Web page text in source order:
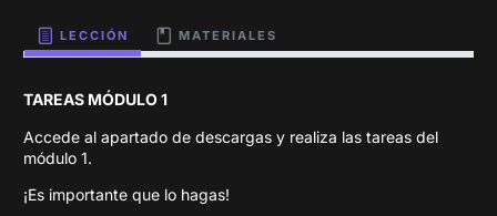
LECCIÓN MATERIALES
TAREAS MÓDULO 1
Accede al apartado de descargas y realiza las tareas del
módulo 1.
¡Es importante que lo hagas!